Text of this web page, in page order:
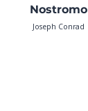
Nostromo
Joseph Conrad